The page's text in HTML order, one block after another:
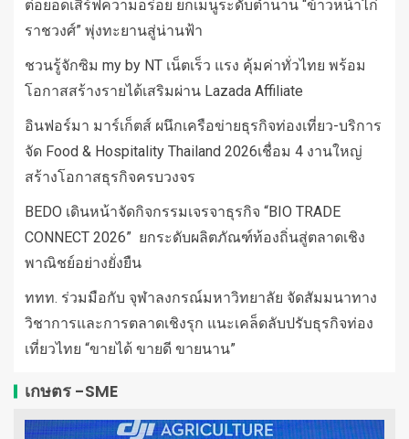
ต่อยอดเสิร์ฟความอร่อย ยกเมนูระดับตำนาน “ข้าวหน้าไก่
ราชวงศ์” พุ่งทะยานสู่น่านฟ้า
ชวนรู้จักซิม my by NT เน็ตเร็ว แรง คุ้มค่าทั่วไทย พร้อม
โอกาสสร้างรายได้เสริมผ่าน Lazada Affiliate
อินฟอร์มา มาร์เก็ตส์ ผนึกเครือข่ายธุรกิจท่องเที่ยว-บริการ
จัด Food & Hospitality Thailand 2026เชื่อม 4 งานใหญ่
สร้างโอกาสธุรกิจครบวงจร
BEDO เดินหน้าจัดกิจกรรมเจรจาธุรกิจ “BIO TRADE
CONNECT 2026” ยกระดับผลิตภัณฑ์ท้องถิ่นสู่ตลาดเชิง
พาณิชย์อย่างยั่งยืน
ททท. ร่วมมือกับ จุฬาลงกรณ์มหาวิทยาลัย จัดสัมมนาทาง
วิชาการและการตลาดเชิงรุก แนะเคล็ดลับปรับธุรกิจท่อง
เที่ยวไทย “ขายได้ ขายดี ขายนาน”
เกษตร -SME